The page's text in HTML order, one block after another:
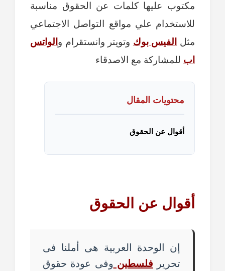
مكتوب عليها كلمات عن الحقوق مناسبة
للاستخدام علي مواقع التواصل الاجتماعي
مثل
الفيس بوك وتويتر وانستقرام و الواتس
اب للمشاركة مع الاصدقاء
محتويات المقال
أقوال عن الحقوق
أقوال عن الحقوق
إن الوحدة العربية هى أملنا فى
تحرير فلسطين وفى عودة حقوق